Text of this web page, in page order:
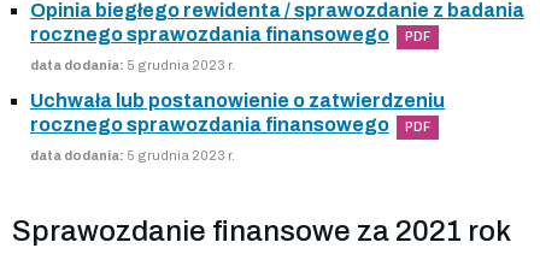
Opinia biegłego rewidenta / sprawozdanie z badania
rocznego sprawozdania finansowego
PDF
data dodania: 5 grudnia 2023 r.
Uchwała lub postanowienie o zatwierdzeniu
rocznego sprawozdania finansowego
PDF
data dodania: 5 grudnia 2023 r.
Sprawozdanie finansowe za 2021 rok